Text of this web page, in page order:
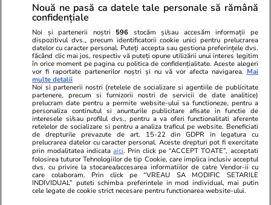
Cum arată fiul Mădălinei Manole
la 17 ani! Fratele regretatei
artiste a publicat o fotografie în
premieră cu Petru Mircea Jr.
Doliu în
Fiica
bun printr-
POLITIC
Politică 14:40
Marcel Ciolacu, surprins la un
hotel de 800 € pe noapte în
Italia, alături de fostul lider
PSD Ionel Arsene, condamnat
la 6 ani de închisoare și aflat pe
Nouă ne pasă ca datele tale personale să rămână
confidențiale
Noi și partenerii noștri 596 stocăm și/sau accesăm informații pe
dispozitivul dvs., precum identificatorii cookie unici pentru prelucrarea
datelor cu caracter personal. Puteți accepta sau gestiona preferințele dvs.
făcând clic mai jos, respectiv vă puteți opune utilizării unui interes legitim
în orice moment pe pagina cu politica de confidențialitate. Aceste alegeri
vor fi raportate partenerilor noștri și nu vă vor afecta navigarea. Mai
multe detalii
Noi si partenerii nostri (retelele de socializare si agentiile de publicitate
partenere, precum si furnizorii nostri de servicii de date analitice)
prelucram date pentru a permite website-ului sa functioneze, pentru a
personaliza continutul si anunturile publicitare afisate in functie de
interesele si/sau profilul dvs., pentru a va oferi functionalitati aferente
retelelor de socializare si pentru a analiza traficul pe website. Beneficiati
de drepturile prevazute de art. 15-22 din GDPR in legatura cu
prelucrarea datelor cu caracter personal. Aceste drepturi pot fi exercitate
prin modalitatea indicataaici. Prin click pe “ACCEPT TOATE”, acceptati
folosirea tuturor Tehnologiilor de tip Cookie, care implica inclusiv acceptul
dvs. cu privire la stocarea/accesarea informatiilor de catre Vendor-ii cu
care colaboram. Prin click pe “VREAU SA MODIFIC SETARILE
INDIVIDUAL” puteti schimba preferintele in mod individual, mai putin
cele legate de cookie strict necesare pentru functionarea website-ului.